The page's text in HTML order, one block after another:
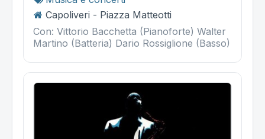
Capoliveri - Piazza Matteotti
Con: Vittorio Bacchetta (Pianoforte) Walter
Martino (Batteria) Dario Rossiglione (Basso)